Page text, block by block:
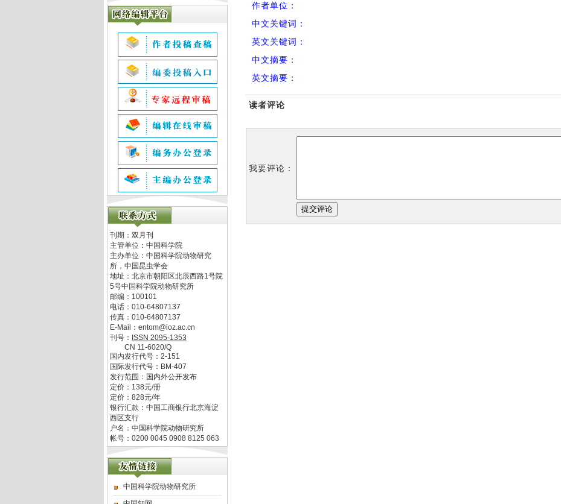
刊期：双月刊
主管单位： 中国科学院
主办单位： 中国科学院动物研究
所，中国昆虫学会
地址： 北京市朝阳区北辰西路1号院
5号中国科学院动物研究所
邮编： 100101
电话： 010-64807137
传真： 010-64807137
E-Mail： entom@ioz.ac.cn
刊号： ISSN 2095-1353
CN 11-6020/Q
国内发行代号： 2-151
国际发行代号： BM-407
发行范围：国内外公开发布
定价： 138元/册
定价： 828元/年
银行汇款：中国工商银行北京海淀
西区支行
户名：中国科学院动物研究所
帐号：0200 0045 0908 8125 063
中国科学院动物研究所
作者单位：
中文关键词：
英文关键词：
中文摘要：
英文摘要：
读者评论
我要评论：